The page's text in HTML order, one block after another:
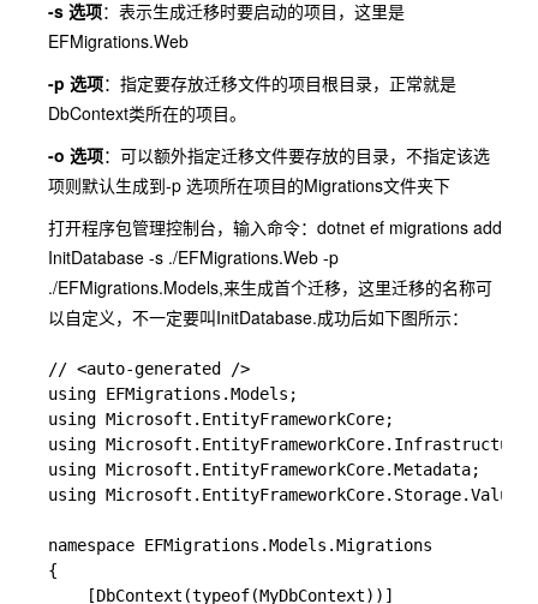
-s 选项：表示生成迁移时要启动的项目，这里是
EFMigrations.Web
-p 选项：指定要存放迁移文件的项目根目录，正常就是
DbContext类所在的项目。
-o 选项：可以额外指定迁移文件要存放的目录，不指定该选
项则默认生成到-p 选项所在项目的Migrations文件夹下
打开程序包管理控制台，输入命令：dotnet ef migrations add
InitDatabase -s ./EFMigrations.Web -p
./EFMigrations.Models,来生成首个迁移，这里迁移的名称可
以自定义，不一定要叫InitDatabase.成功后如下图所示：
// <auto-generated />
using EFMigrations.Models;
using Microsoft.EntityFrameworkCore;
using Microsoft.EntityFrameworkCore.Infrastructure;
using Microsoft.EntityFrameworkCore.Metadata;
using
namespace EFMigrations.Models.Migrations
{
    [DbContext(typeof(MyDbContext))]